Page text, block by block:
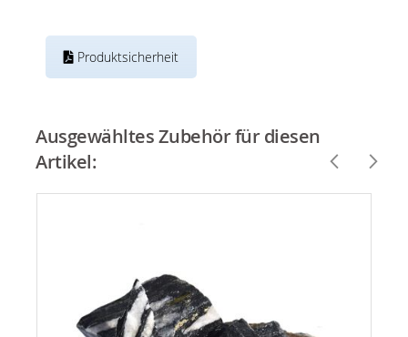
Produktsicherheit
Ausgewähltes Zubehör für diesen
Artikel: